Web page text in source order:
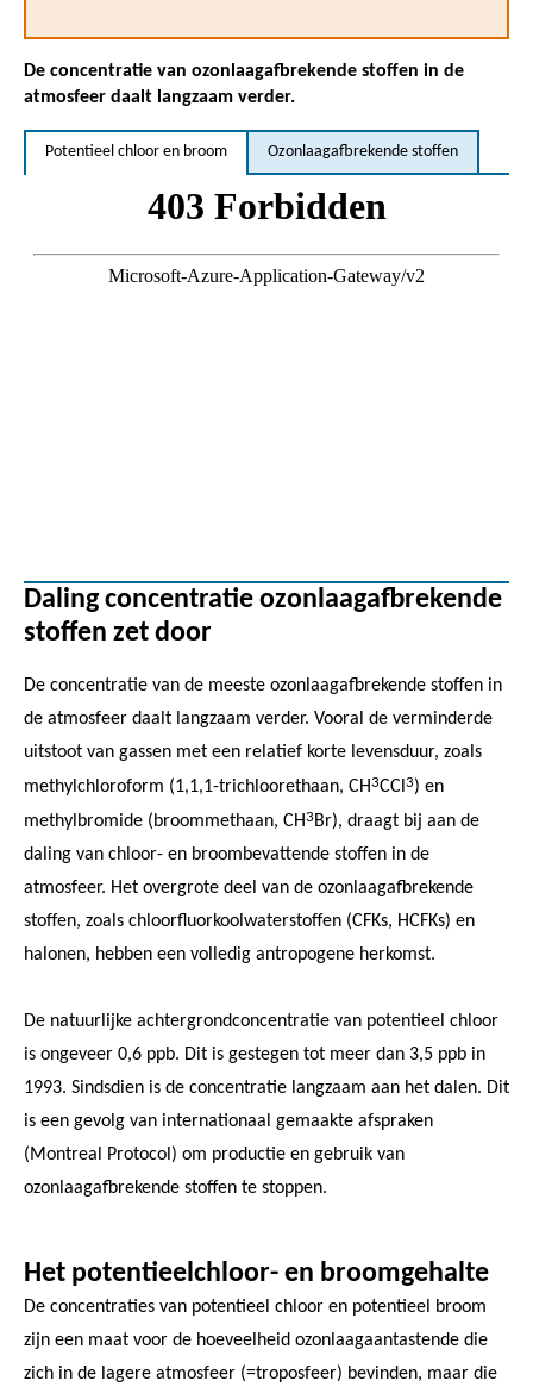
De concentratie van ozonlaagafbrekende stoffen in de
atmosfeer daalt langzaam verder.
Potentieel chloor en broom Ozonlaagafbrekende stoffen
Daling concentratie ozonlaagafbrekende
stoffen zet door
De concentratie van de meeste ozonlaagafbrekende stoffen in
de atmosfeer daalt langzaam verder. Vooral de verminderde
uitstoot van gassen met een relatief korte levensduur, zoals
methylchloroform (1,1,1-trichloorethaan, CH3CCl 3) en
methylbromide (broommethaan, CH3 Br), draagt bij aan de
daling van chloor- en broombevattende stoffen in de
atmosfeer. Het overgrote deel van de ozonlaagafbrekende
stoffen, zoals chloorfluorkoolwaterstoffen (CFKs, HCFKs) en
halonen, hebben een volledig antropogene herkomst.
De natuurlijke achtergrondconcentratie van potentieel chloor
is ongeveer 0,6 ppb. Dit is gestegen tot meer dan 3,5 ppb in
1993. Sindsdien is de concentratie langzaam aan het dalen. Dit
is een gevolg van internationaal gemaakte afspraken
(Montreal Protocol) om productie en gebruik van
ozonlaagafbrekende stoffen te stoppen.
Het potentieelchloor- en broomgehalte
De concentraties van potentieel chloor en potentieel broom
zijn een maat voor de hoeveelheid ozonlaagaantastende die
zich in de lagere atmosfeer (=troposfeer) bevinden, maar die